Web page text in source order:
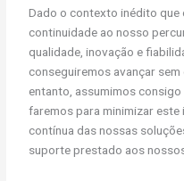
Dado o contexto inédito
continuidade ao nosso
qualidade, inovação e
conseguiremos avançar
entanto, assumimos
faremos para minimizar
contínua das nossas
suporte prestado aos